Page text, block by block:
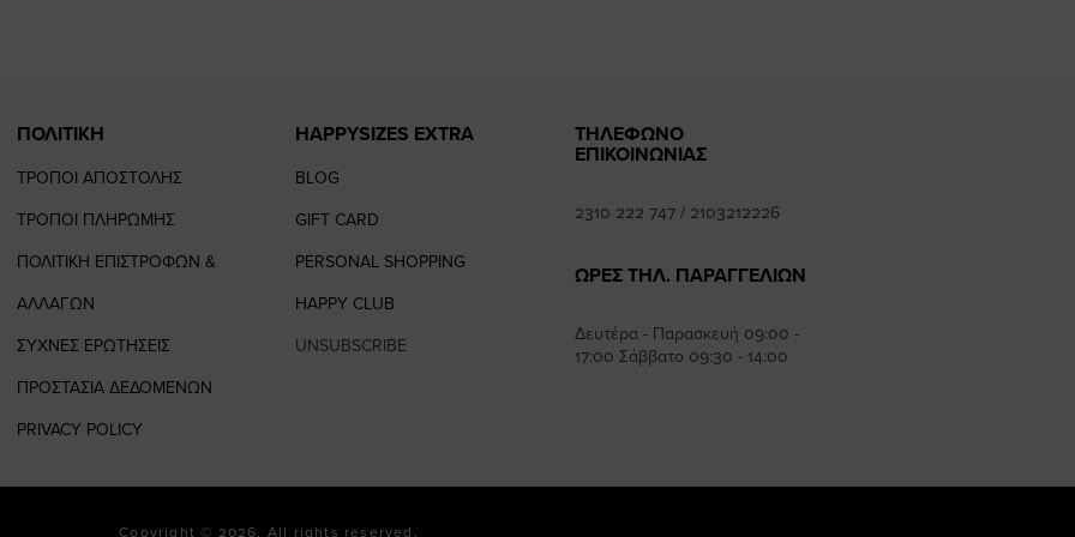
ΠΟΛΙΤΙΚΗ
ΤΡΟΠΟΙ ΑΠΟΣΤΟΛΗΣ
ΤΡΟΠΟΙ ΠΛΗΡΩΜΗΣ
ΠΟΛΙΤΙΚΗ ΕΠΙΣΤΡΟΦΩΝ &
ΑΛΛΑΓΩΝ
ΣΥΧΝΕΣ ΕΡΩΤΗΣΕΙΣ
ΠΡΟΣΤΑΣΙΑ ΔΕΔΟΜΕΝΩΝ
PRIVACY POLICY
HAPPYSIZES EXTRA
BLOG
GIFT CARD
PERSONAL SHOPPING
HAPPY CLUB
UNSUBSCRIBE
ΤΗΛΕΦΩΝΟ
ΕΠΙΚΟΙΝΩΝΙΑΣ
2310 222 747 / 2103212226
ΩΡΕΣ ΤΗΛ. ΠΑΡΑΓΓΕΛΙΩΝ
Δευτέρα - Παρασκευή 09:00 -
17:00 Σάββατο 09:30 - 14:00
Copyright © 2026. All rights reserved.